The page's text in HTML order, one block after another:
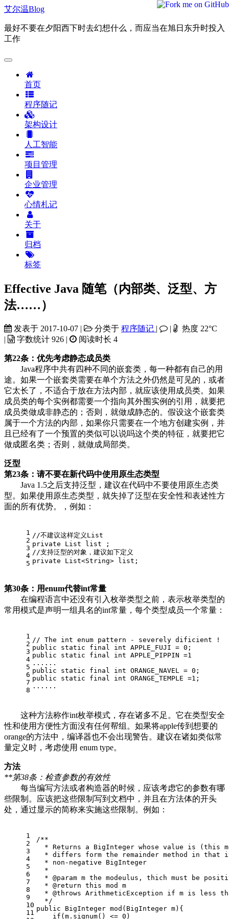
艾尔温Blog
最好不要在夕阳西下时去幻想什么，而应当在旭日东升时投入
工作
首页
程序随记
架构设计
人工智能
项目管理
企业管理
心情札记
关于
归档
标签
Effective Java 随笔（内部类、泛型、方
法……）
发表于 2017-10-07 | 分类于 程序随记 | | 热度 22°C
|
字数统计 926 | 阅读时长 4
第22条：优先考虑静态成员类
Java程序中共有四种不同的嵌套类，每一种都有自己的用
途。如果一个嵌套类需要在单个方法之外仍然是可见的，或者
它太长了，不适合于放在方法内部，就应该使用成员类。如果
成员类的每个实例都需要一个指向其外围实例的引用，就要把
成员类做成非静态的；否则，就做成静态的。假设这个嵌套类
属于一个方法的内部，如果你只需要在一个地方创建实例，并
且已经有了一个预置的类似可以说吗这个类的特征，就要把它
做成匿名类；否则，就做成局部类。
泛型
第23条：请不要在新代码中使用原生态类型
Java 1.5之后支持泛型，建议在代码中不要使用原生态类
型。如果使用原生态类型，就失掉了泛型在安全性和表述性方
面的所有优势。，例如：
1
2
3
4
5
//不建议这样定义List
private List list ;
//支持泛型的对象，建议如下定义
private List<String> list;
第30条：用enum代替int常量
在编程语言中还没有引入枚举类型之前，表示枚举类型的
常用模式是声明一组具名的int常量，每个类型成员一个常量：
1
2
3
4
5
6
7
8
// The int enum pattern - severely dificient !
public static final int APPLE_FUJI = 0;
public static final int APPLE_PIPPIN =1
......
public static final int ORANGE_NAVEL = 0;
public static final int ORANGE_TEMPLE =1;
......
这种方法称作int枚举模式，存在诸多不足。它在类型安全
性和使用方便性方面没有任何帮组。如果将apple传到想要的
orange的方法中，编译器也不会出现警告。建议在诸如类似常
量定义时，考虑使用 enum type。
方法
**第38条：检查参数的有效性
每当编写方法或者构造器的时候，应该考虑它的参数有哪
些限制。应该把这些限制写到文档中，并且在方法体的开头
处，通过显示的简称来实施这些限制。例如：
1
2
3
4
5
6
7
8
9
10
11
/**
* Returns a BigInteger whose value is (this
* differs form the remainder method in that
  * non-negative BigInteger
  *
* @param m the modeulus, thich must be
  * @return this mod m
* @throws ArithmeticException if m is less
  */
public BigInteger mod(BigInteger m){
    if(m.signum() <= 0)